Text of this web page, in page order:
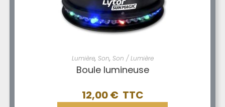
Lumière, Son, Son / Lumière
Boule lumineuse
12,00€